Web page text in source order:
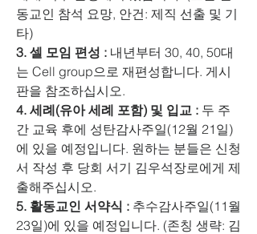
동교인 참석 요망, 안건: 제직 선출 및 기
타)
3. 셀 모임 편성 : 내년부터 30, 40, 50대
는 Cell group으로 재편성합니다. 게시
판을 참조하십시오.
4. 세례(유아 세례 포함) 및 입교 : 두 주
간 교육 후에 성탄감사주일(12월 21일)
에 있을 예정입니다. 원하는 분들은 신청
서 작성 후 당회 서기 김우석장로에게 제
출해주십시오.
5. 활동교인 서약식 : 추수감사주일(11월
23일)에 있을 예정입니다. (존칭 생략: 김